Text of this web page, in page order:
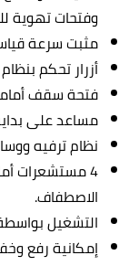
وفتحات تهوية
مثبت سرعة
أزرار تحكم
فتحة سقف
مساعد على
نظام ترفيه
4 مستشعرات
الاصطفاف.
التشغيل
إمكانية رفع